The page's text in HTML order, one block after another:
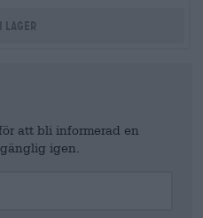
lager
att bli informerad en
igen.